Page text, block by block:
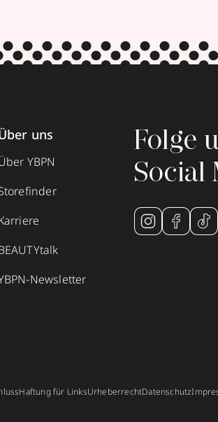
uns
YBPN
Newsletter
Folge
Social
Haftung für LinksUrheberrechtDatenschutz